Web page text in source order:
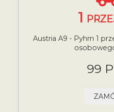
1
Austria A9 - Pyhrn 1
99